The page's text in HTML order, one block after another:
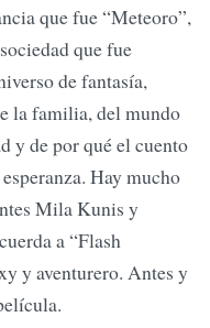
que fue “Meteoro”,
que fue
de fantasía,
la familia, del mundo
y de por qué el cuento
Hay mucho
Mila Kunis y
a “Flash
y aventurero. Antes y